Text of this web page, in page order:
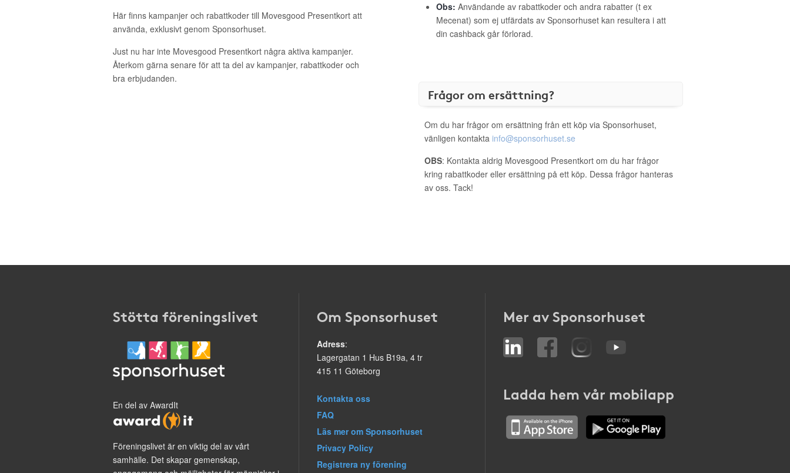
Här finns kampanjer och rabattkoder till Movesgood Presentkort att
använda, exklusivt genom Sponsorhuset.
Just nu har inte Movesgood Presentkort några aktiva kampanjer.
Återkom gärna senare för att ta del av kampanjer, rabattkoder och
bra erbjudanden.
Obs: Användande av rabattkoder och andra rabatter (t ex
Mecenat) som ej utfärdats av Sponsorhuset kan resultera i att
din cashback går förlorad.
Frågor om ersättning?
Om du har frågor om ersättning från ett köp via Sponsorhuset,
vänligen kontakta info@sponsorhuset.se
OBS: Kontakta aldrig Movesgood Presentkort om du har frågor
kring rabattkoder eller ersättning på ett köp. Dessa frågor hanteras
av oss. Tack!
Stötta föreningslivet
En del av AwardIt
Föreningslivet är en viktig del av vårt
samhälle. Det skapar gemenskap,
Om Sponsorhuset
Adress:
Lagergatan 1 Hus B19a, 4 tr
415 11 Göteborg
Kontakta oss
FAQ
Läs mer om Sponsorhuset
Privacy Policy
Registrera ny förening
Mer av Sponsorhuset
Ladda hem vår mobilapp